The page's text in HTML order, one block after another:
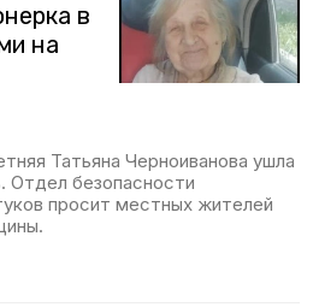
в
на
Татьяна Черноиванова ушла
Отдел безопасности
просит местных жителей